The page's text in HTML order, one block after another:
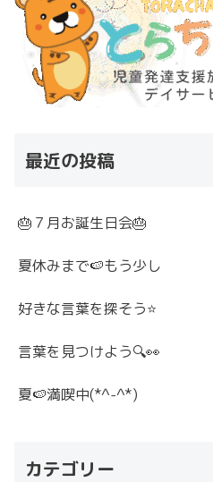
最近の投稿
🎂７月お誕生日会🎂
夏休みまで🍉もう少し
好きな言葉を探そう⭐
言葉を見つけよう🔍👀
夏🍉満喫中(*^-^*)
カテゴリー